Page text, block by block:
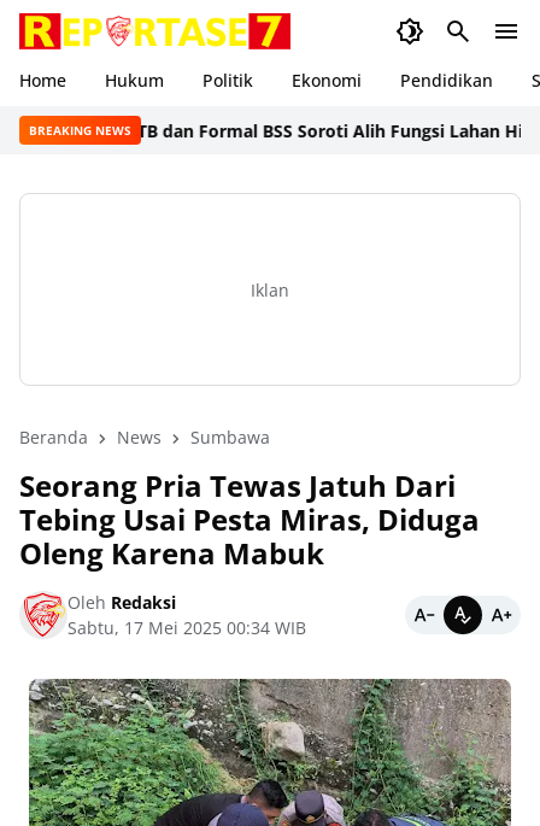
Home Hukum Politik Ekonomi Pendidikan
BREAKING NEWS
Satu NTB dan Formal BSS Soroti Alih Fungsi Lahan Hijau
Iklan
Beranda News Sumbawa
Seorang Pria Tewas Jatuh Dari
Tebing Usai Pesta Miras, Diduga
Oleng Karena Mabuk
Oleh Redaksi
Sabtu, 17 Mei 2025 00:34 WIB